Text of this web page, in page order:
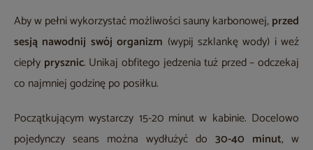
Aby w pełni wykorzystać możliwości sauny karbonowej, przed
sesją nawodnij swój organizm (wypij szklankę wody) i weź
ciepły prysznic. Unikaj obfitego jedzenia tuż przed – odczekaj
co najmniej godzinę po posiłku.
Początkującym wystarczy 15-20 minut w kabinie. Docelowo
pojedynczy seans można wydłużyć do 30-40 minut, w